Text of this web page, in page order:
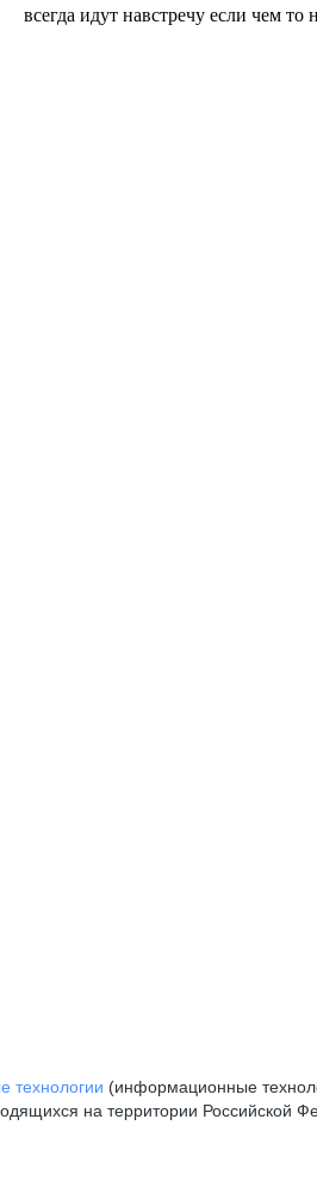
всегда идут навстречу если чем то
технологии (информационные
на территории Российской